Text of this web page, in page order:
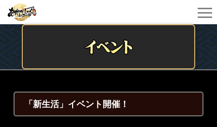
「新生活」イベント開催！